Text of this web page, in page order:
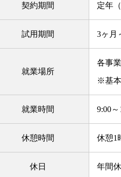
契約期間 定年（
試用期間 3ヶ月
就業場所
各事
※基
就業時間 9:00～
休憩時間 休憩1
休日 年間